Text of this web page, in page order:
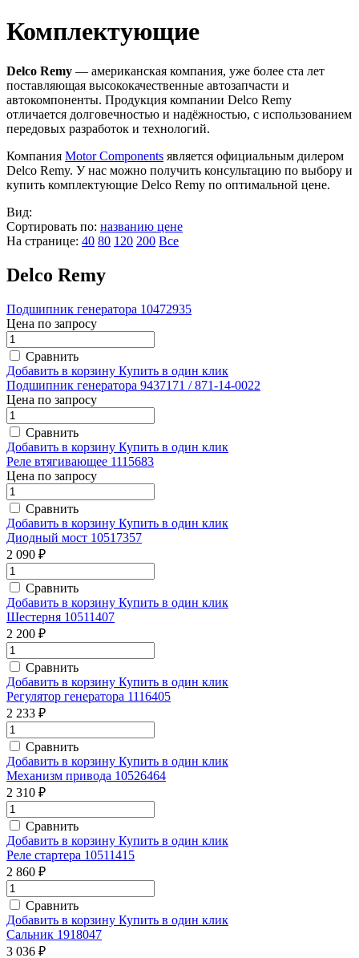
Комплектующие
Delco Remy — американская компания, уже более ста лет
поставляющая высококачественные автозапчасти и
автокомпоненты. Продукция компании Delco Remy
отличается долговечностью и надёжностью, с использованием
передовых разработок и технологий.
Компания Motor Components является официальным дилером
Delco Remy. У нас можно получить консультацию по выбору и
купить комплектующие Delco Remy по оптимальной цене.
Вид:
Сортировать по: названию цене
На странице: 40 80 120 200 Все
Delco Remy
Подшипник генератора 10472935
Цена по запросу
Сравнить
Добавить в корзину Купить в один клик
Подшипник генератора 9437171 / 871-14-0022
Цена по запросу
Сравнить
Добавить в корзину Купить в один клик
Реле втягивающее 1115683
Цена по запросу
Сравнить
Добавить в корзину Купить в один клик
Диодный мост 10517357
2 090 ₽
Сравнить
Добавить в корзину Купить в один клик
Шестерня 10511407
2 200 ₽
Сравнить
Добавить в корзину Купить в один клик
Регулятор генератора 1116405
2 233 ₽
Сравнить
Добавить в корзину Купить в один клик
Механизм привода 10526464
2 310 ₽
Сравнить
Добавить в корзину Купить в один клик
Реле стартера 10511415
2 860 ₽
Сравнить
Добавить в корзину Купить в один клик
Сальник 1918047
3 036 ₽